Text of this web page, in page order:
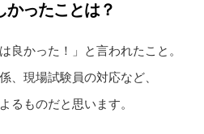
かったことは？
良かった！」と言われたこと。
、現場試験員の対応など、
るものだと思います。